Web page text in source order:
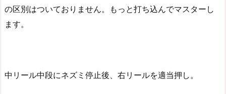
の区別はついておりません。もっと打ち込んでマスターし
ます。
中リール中段にネズミ停止後、右リールを適当押し。